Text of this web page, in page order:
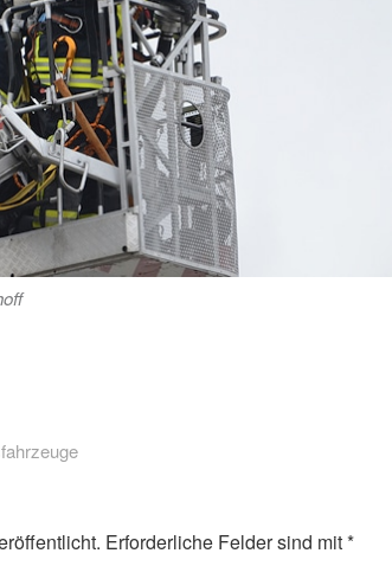
Erforderliche Felder sind mit*